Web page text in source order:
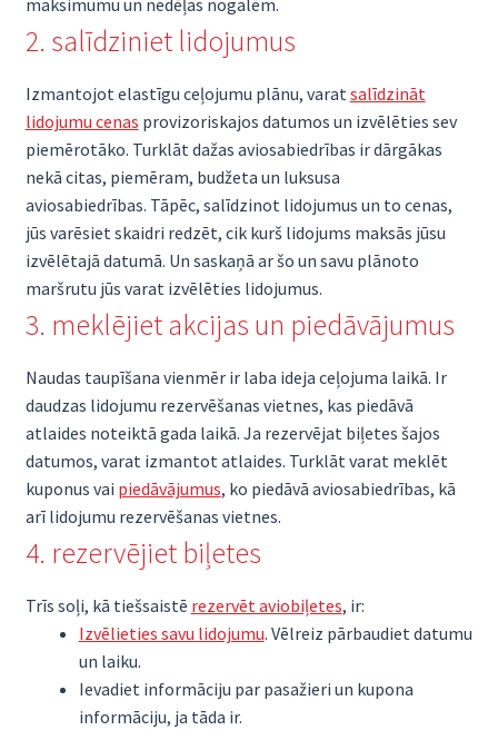
2. salīdziniet lidojumus
Izmantojot elastīgu ceļojumu plānu, varat salīdzināt
lidojumu cenas provizoriskajos datumos un izvēlēties sev
piemērotāko. Turklāt dažas aviosabiedrības ir dārgākas
nekā citas, piemēram, budžeta un luksusa
aviosabiedrības. Tāpēc, salīdzinot lidojumus un to cenas,
jūs varēsiet skaidri redzēt, cik kurš lidojums maksās jūsu
izvēlētajā datumā. Un saskaņā ar šo un savu plānoto
maršrutu jūs varat izvēlēties lidojumus.
3. meklējiet akcijas un piedāvājumus
Naudas taupīšana vienmēr ir laba ideja ceļojuma laikā. Ir
daudzas lidojumu rezervēšanas vietnes, kas piedāvā
atlaides noteiktā gada laikā. Ja rezervējat biļetes šajos
datumos, varat izmantot atlaides. Turklāt varat meklēt
kuponus vai piedāvājumus, ko piedāvā aviosabiedrības, kā
arī lidojumu rezervēšanas vietnes.
4. rezervējiet biļetes
Trīs soļi, kā tiešsaistē rezervēt aviobiļetes, ir:
Izvēlieties savu lidojumu. Vēlreiz pārbaudiet datumu
un laiku.
Ievadiet informāciju par pasažieri un kupona
informāciju, ja tāda ir.